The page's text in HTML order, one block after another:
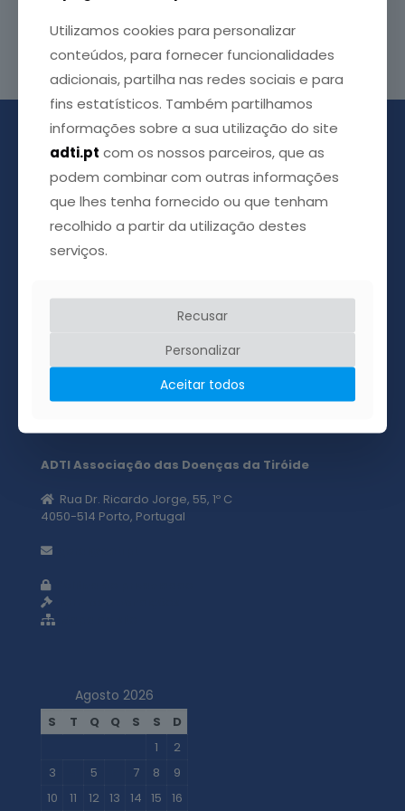
Acreditamos que é possível esticar a mão e ajudar o
próximo, acreditamos ainda que através de uma
palavra amiga podemos apaziguar a dor que tantas
vezes chega com a doença.
ADTI Associação das Doenças da Tiróide
Rua Dr. Ricardo Jorge, 55, 1º C
4050-514 Porto, Portugal
Agosto 2026
S T Q Q S S
D
1
2
3
5 7 8
9
10
11 12 13 14 15 16
Utilizamos cookies para personalizar
conteúdos, para fornecer funcionalidades
adicionais, partilha nas redes sociais e para
fins estatísticos. Também partilhamos
informações sobre a sua utilização do site
adti.pt com os nossos parceiros, que as
podem combinar com outras informações
que lhes tenha fornecido ou que tenham
recolhido a partir da utilização destes
serviços.
Recusar
Personalizar
Aceitar todos